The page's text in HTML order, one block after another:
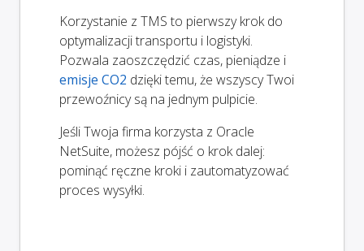
Korzystanie z TMS to pierwszy krok do
optymalizacji transportu i logistyki.
Pozwala zaoszczędzić czas, pieniądze i
emisje CO2 dzięki temu, że wszyscy Twoi
przewoźnicy są na jednym pulpicie.
Jeśli Twoja firma korzysta z Oracle
NetSuite, możesz pójść o krok dalej:
pominąć ręczne kroki i zautomatyzować
proces wysyłki.